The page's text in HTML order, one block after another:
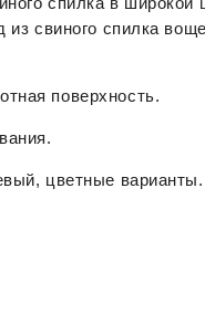
свиного спилка
поверхность.
цветные варианты.